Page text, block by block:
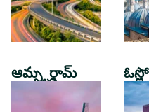
ఆమ్స్టర్డామ్ ఓస్లో